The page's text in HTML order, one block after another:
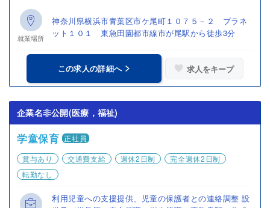
就業場所
神奈川県横浜市青葉区市ケ尾町１０７５－２ プラネ
ット１０１ 東急田園都市線市が尾駅から徒歩3分
この求人の詳細へ 求人をキープ
企業名非公開(医療，福祉)
学童保育 正社員
賞与あり
交通費支給 週休2日制
完全週休2日制
転勤なし
利用児童への支援提供、児童の保護者との連絡調整 設